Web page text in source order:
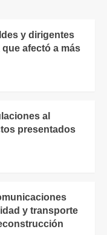
y dirigentes
afectó a más
al
presentados
y transporte